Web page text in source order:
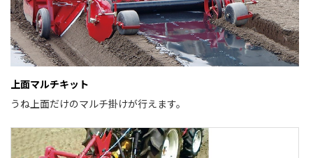
上面マルチキット
うね上面だけのマルチ掛けが行えます。